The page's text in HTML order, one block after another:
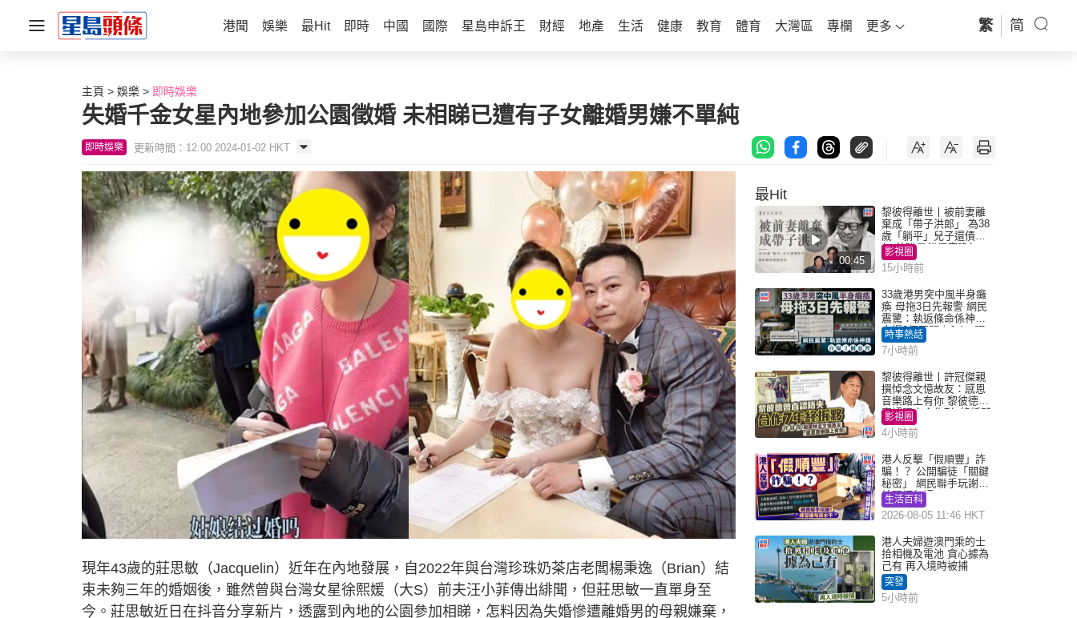
港聞 娛樂 最Hit 即時 中國 國際 星島申訴王 財經 地產 生活 健康 教育 體育 大灣區 專欄 更多 繁 简
主頁 娛樂 即時娛樂
失婚千金女星內地參加公園徵婚 未相睇已遭有子女離婚男嫌不單純
即時娛樂 更新時間：12:00 2024-01-02 HKT
現年43歲的莊思敏（Jacquelin）近年在內地發展，自2022年與台灣珍珠奶茶店老闆楊秉逸（Brian）結
束未夠三年的婚姻後，雖然曾與台灣女星徐熙媛（大S）前夫汪小菲傳出緋聞，但莊思敏一直單身至
今。莊思敏近日在抖音分享新片，透露到內地的公園參加相睇，怎料因為失婚慘遭離婚男的母親嫌棄，
最Hit
00:45
黎彼得離世丨被前妻離
棄成「帶子洪郎」 為38
歲「躺平」兒子還債多
年 曾盼尋伴侶度晚年
影視圈
15小時前
33歲港男突中風半身癱
瘓 母拖3日先報警 網民
震驚：執返條命係神蹟
自爆2個惡習｜Juicy叮
時事熱話
7小時前
黎彼得離世丨許冠傑親
撰悼念文憶故友：感恩
音樂路上有你 黎彼德曾
直認唔夾合作7年終拆夥
影視圈
4小時前
港人反擊「假順豐」詐
騙！？ 公開騙徒「關鍵
秘密」 網民聯手玩謝：
練習緬甸語
生活百科
2026-08-05 11:46 HKT
港人夫婦遊澳門乘的士
拾相機及電池 貪心據為
己有 再入境時被捕
突發
5小時前